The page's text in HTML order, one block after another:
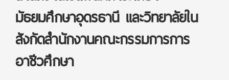
มัธยมศึกษาอุดรธานี และวิทยาลัยใน
สังกัดสำนักงานคณะกรรมการการ
อาชีวศึกษา